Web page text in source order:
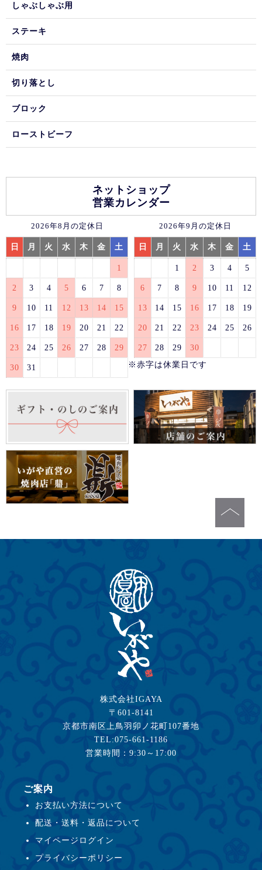
しゃぶしゃぶ用
ステーキ
焼肉
切り落とし
ブロック
ローストビーフ
ネットショップ
営業カレンダー
2026年8月の定休日
日 月 火 水 木 金 土
1
2 3 4 5 6 7 8
9 10 11 12 13 14 15
16 17 18 19 20 21 22
23 24 25 26 27 28 29
30 31
2026年9月の定休日
日 月 火 水 木 金 土
1 2 3 4 5
6 7 8 9 10 11 12
13 14 15 16 17 18 19
20 21 22 23 24 25 26
27 28 29
30
※赤字は休業日です
株式会社IGAYA
〒601-8141
京都市南区上鳥羽卯ノ花町107番地
TEL:075-661-1186
営業時間：9:30～17:00
ご案内
お支払い方法について
配送・送料・返品について
マイページログイン
プライバシーポリシー